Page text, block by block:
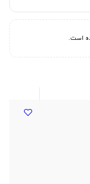
است.